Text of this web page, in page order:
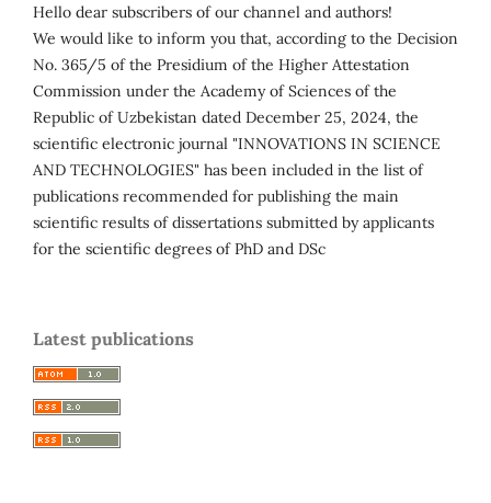
Hello dear subscribers of our channel and authors!
We would like to inform you that, according to the Decision
No. 365/5 of the Presidium of the Higher Attestation
Commission under the Academy of Sciences of the
Republic of Uzbekistan dated December 25, 2024, the
scientific electronic journal "INNOVATIONS IN SCIENCE
AND TECHNOLOGIES" has been included in the list of
publications recommended for publishing the main
scientific results of dissertations submitted by applicants
for the scientific degrees of PhD and DSc
Latest publications